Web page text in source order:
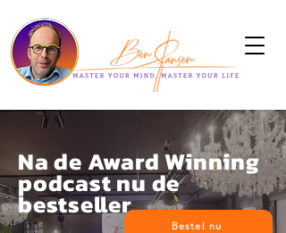
Na de Award Winning
podcast nu de
bestseller
Bestel nu